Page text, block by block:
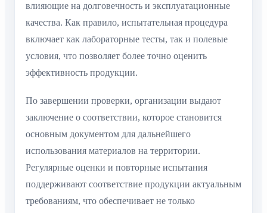
влияющие на долговечность и эксплуатационные
качества. Как правило, испытательная процедура
включает как лабораторные тесты, так и полевые
условия, что позволяет более точно оценить
эффективность продукции.
По завершении проверки, организации выдают
заключение о соответствии, которое становится
основным документом для дальнейшего
использования материалов на территории.
Регулярные оценки и повторные испытания
поддерживают соответствие продукции актуальным
требованиям, что обеспечивает не только